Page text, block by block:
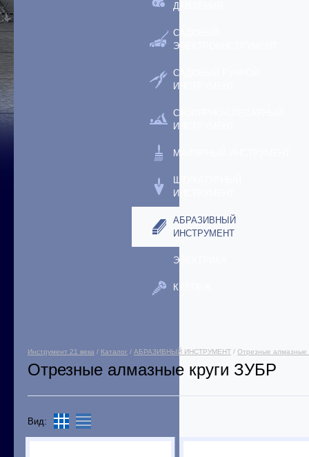
ДАВЛЕНИЯ
САДОВЫЙ
ЭЛЕКТРОИНСТРУМЕНТ
САДОВЫЙ РУЧНОЙ
ИНСТРУМЕНТ
СТОЛЯРНО-СЛЕСАРНЫЙ
ИНСТРУМЕНТ
МАЛЯРНЫЙ ИНСТРУМЕНТ
ШТУКАТУРНЫЙ
ИНСТРУМЕНТ
АБРАЗИВНЫЙ
ИНСТРУМЕНТ
ЭЛЕКТРИКА
КРЕПЕЖ
Инструмент 21 века / Каталог / АБРАЗИВНЫЙ ИНСТРУМЕНТ / Отрезные алмазные
Отрезные алмазные круги ЗУБР
Вид: